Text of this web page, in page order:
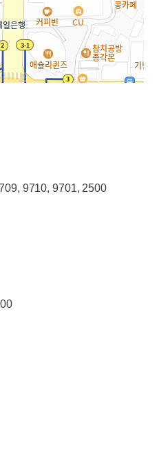
9710, 9701, 2500